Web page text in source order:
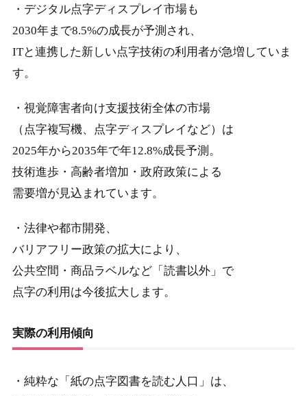
・デジタル点字ディスプレイ市場も
2030年まで8.5%の成長が予測され、
ITと連携した新しい点字技術の利用者が急増していま
す。
・視覚障害者向け支援技術全体の市場
（点字複写機、点字ディスプレイなど）は
2025年から2035年で年12.8%成長予測。
技術進歩・高齢者増加・政府政策による
需要増が見込まれています。
・法律や都市開発、
バリアフリー政策の拡大により、
公共空間・商品ラベルなど「読書以外」で
点字の利用は今後拡大します。
実際の利用傾向
・純粋な「紙の点字図書を読む人口」は、